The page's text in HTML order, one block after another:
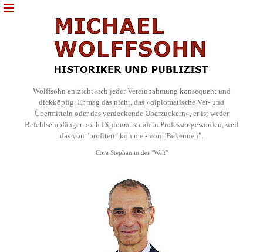
Wolffsohn entzieht sich jeder Vereinnahmung konsequent und
dickköpfig. Er mag das nicht, das »diplomatische Ver- und
Übermitteln oder das verdeckende Überzuckern«, er ist weder
Befehlsempfänger noch Diplomat sondern Professor geworden, weil
das von "profiteri" komme - von "Bekennen".
Cora Stephan in der "Welt"